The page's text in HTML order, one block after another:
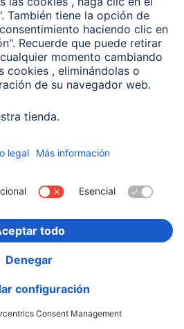
(3) & Capacidad (2)